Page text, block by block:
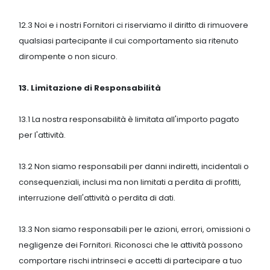
12.3 Noi e i nostri Fornitori ci riserviamo il diritto di rimuovere
qualsiasi partecipante il cui comportamento sia ritenuto
dirompente o non sicuro.
13. Limitazione di Responsabilità
13.1 La nostra responsabilità è limitata all'importo pagato
per l'attività.
13.2 Non siamo responsabili per danni indiretti, incidentali o
consequenziali, inclusi ma non limitati a perdita di profitti,
interruzione dell'attività o perdita di dati.
13.3 Non siamo responsabili per le azioni, errori, omissioni o
negligenze dei Fornitori. Riconosci che le attività possono
comportare rischi intrinseci e accetti di partecipare a tuo